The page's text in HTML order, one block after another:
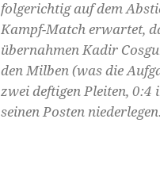
folgerichtig auf dem
Kampf-Match erwartet,
übernahmen Kadir
den Milben (was die
zwei deftigen Pleiten,
seinen Posten niederlegen.